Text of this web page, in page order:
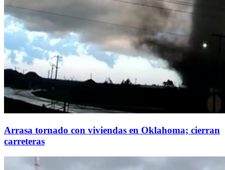
Arrasa tornado con viviendas en Oklahoma; cierran
carreteras